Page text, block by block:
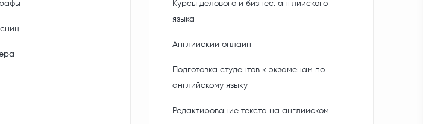
Курсы делового и бизнес. английского
языка
Английский онлайн
Подготовка студентов к экзаменам по
английскому языку
Редактирование текста на английском